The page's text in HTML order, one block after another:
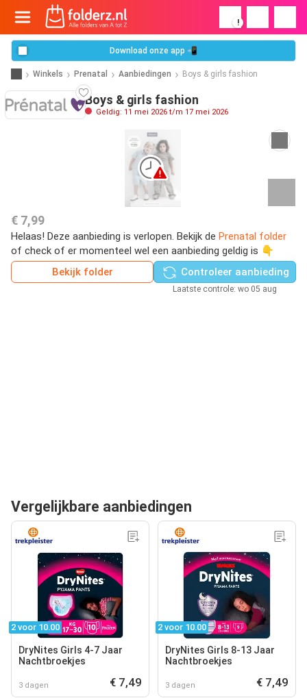
!
Download onze app 📲
Winkels Prenatal Aanbiedingen Boys & girls fashion
Boys & girls fashion
Geldig: 11 mei 2026 t/m 17 mei 2026
€ 7,99
Helaas! Deze aanbieding is verlopen. Bekijk de Prenatal folder
of check of er momenteel wel een aanbieding geldig is 👇
Bekijk folder
Controleer aanbieding
Laatste controle: wo 05 aug
Vergelijkbare aanbiedingen
2 voor 10.00
DryNites Girls 4-7 Jaar
Nachtbroekjes
3 dagen € 7,49
2 voor 10.00
DryNites Girls 8-13 Jaar
Nachtbroekjes
3 dagen € 7,49